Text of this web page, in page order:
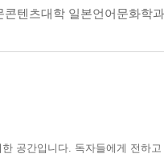
콘텐츠대학 일본언어문화학
공간입니다. 독자들에게 전하